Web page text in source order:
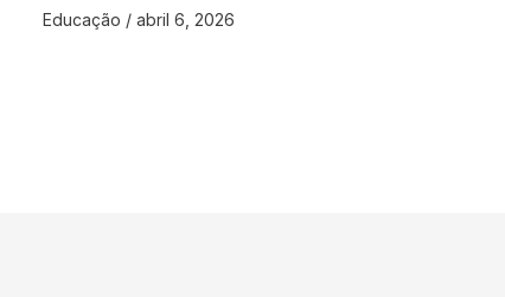
Educação /abril 6, 2026